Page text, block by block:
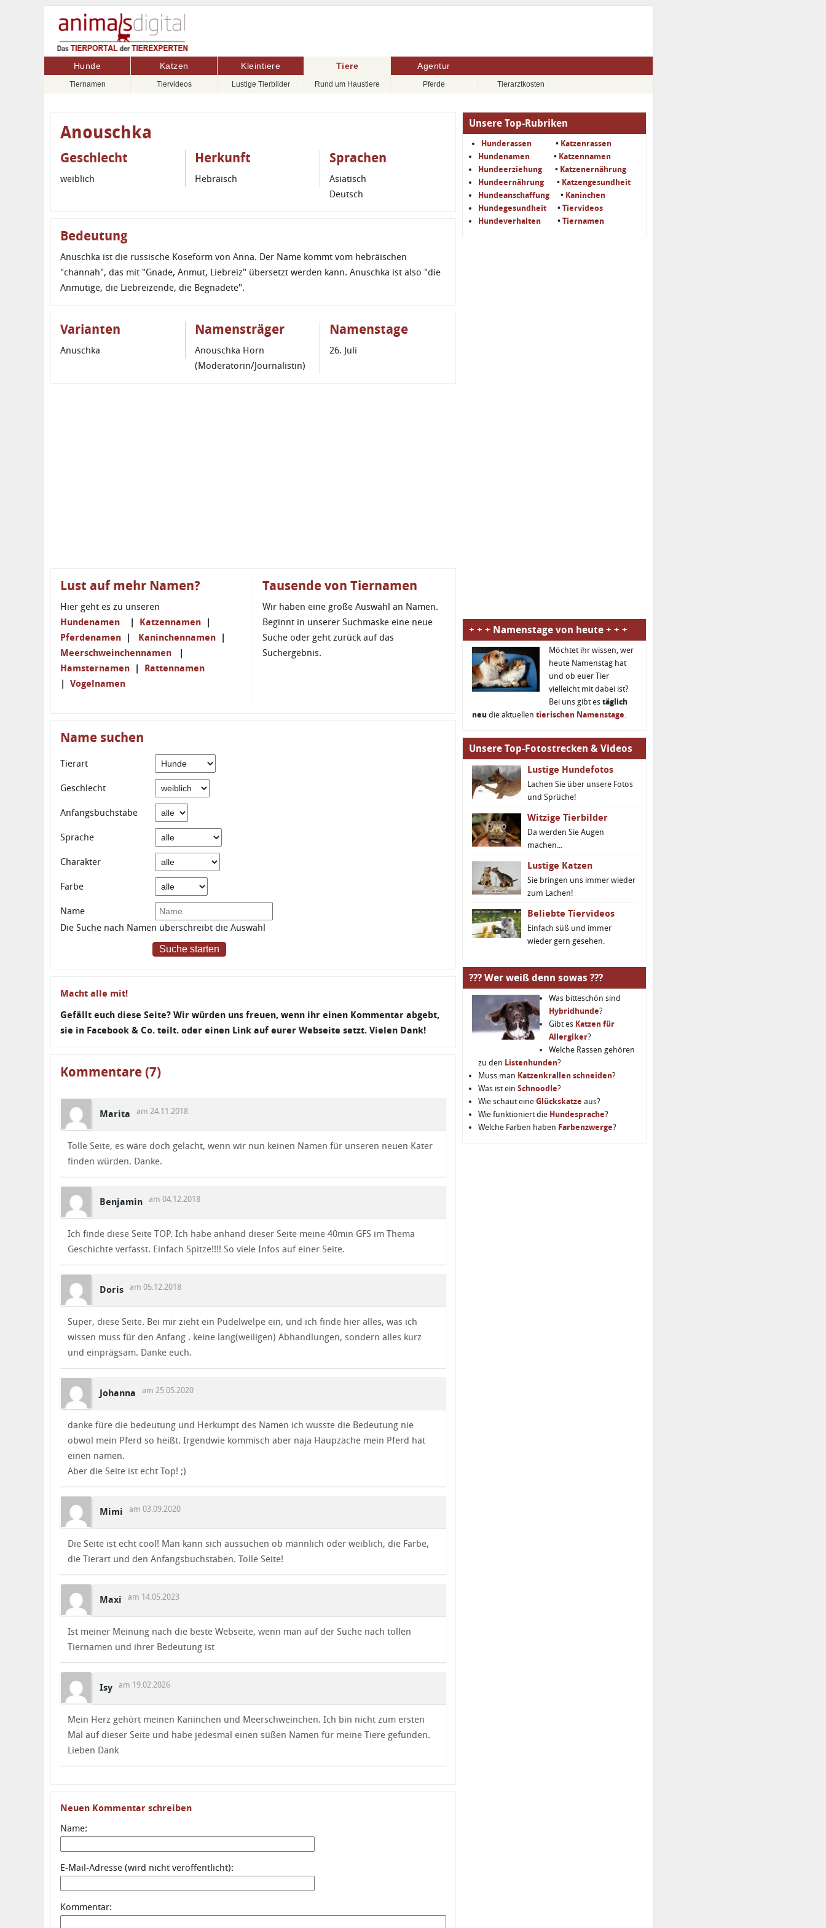
Hunde Katzen Kleintiere Tiere
Tiernamen Tiervideos Lustige Tierbilder Rund um Haustiere Pferde Tierarztkosten
Agentur
Anouschka
Geschlecht
weiblich
Herkunft
Hebräisch
Sprachen
Asiatisch
Deutsch
Bedeutung
Anuschka ist die russische Koseform von Anna. Der Name kommt vom hebräischen
"channah", das mit "Gnade, Anmut, Liebreiz" übersetzt werden kann. Anuschka ist also "die
Anmutige, die Liebreizende, die Begnadete".
Varianten
Anuschka
Namensträger
Anouschka Horn
(Moderatorin/Journalistin)
Namenstage
26. Juli
Lust auf mehr Namen?
Hier geht es zu unseren
Hundenamen | Katzennamen |
Pferdenamen | Kaninchennamen |
Meerschweinchennamen |
Hamsternamen | Rattennamen
| Vogelnamen
Tausende von Tiernamen
Wir haben eine große Auswahl an Namen.
Beginnt in unserer Suchmaske eine neue
Suche oder geht zurück auf das
Suchergebnis.
Name suchen
Tierart
Geschlecht
Anfangsbuchstabe
Sprache
Charakter
Farbe
Name
Die Suche nach Namen überschreibt die Auswahl
Suche starten
Macht alle mit!
Gefällt euch diese Seite? Wir würden uns freuen, wenn ihr einen Kommentar abgebt,
sie in Facebook & Co. teilt. oder einen Link auf eurer Webseite setzt. Vielen Dank!
Kommentare (7)
Marita am 24.11.2018
Tolle Seite, es wäre doch gelacht, wenn wir nun keinen Namen für unseren neuen Kater
finden würden. Danke.
Benjamin am 04.12.2018
Ich finde diese Seite TOP. Ich habe anhand dieser Seite meine 40min GFS im Thema
Geschichte verfasst. Einfach Spitze!!!! So viele Infos auf einer Seite.
Doris am 05.12.2018
Super, diese Seite. Bei mir zieht ein Pudelwelpe ein, und ich finde hier alles, was ich
wissen muss für den Anfang . keine lang(weiligen) Abhandlungen, sondern alles kurz
und einprägsam. Danke euch.
Johanna am 25.05.2020
danke füre die bedeutung und Herkumpt des Namen ich wusste die Bedeutung nie
obwol mein Pferd so heißt. Irgendwie kommisch aber naja Haupzache mein Pferd hat
einen namen.
Aber die Seite ist echt Top! ;)
Mimi am 03.09.2020
Die Seite ist echt cool! Man kann sich aussuchen ob männlich oder weiblich, die Farbe,
die Tierart und den Anfangsbuchstaben. Tolle Seite!
Maxi am 14.05.2023
Ist meiner Meinung nach die beste Webseite, wenn man auf der Suche nach tollen
Tiernamen und ihrer Bedeutung ist
Isy am 19.02.2026
Mein Herz gehört meinen Kaninchen und Meerschweinchen. Ich bin nicht zum ersten
Mal auf dieser Seite und habe jedesmal einen süßen Namen für meine Tiere gefunden.
Lieben Dank
Neuen Kommentar schreiben
Name:
E-Mail-Adresse (wird nicht veröffentlicht):
Kommentar:
Unsere Top-Rubriken
Hunderassen • Katzenrassen
Hundenamen
• Katzennamen
Hundeerziehung • Katzenernährung
Hundeernährung • Katzengesundheit
Hundeanschaffung • Kaninchen
Hundegesundheit • Tiervideos
Hundeverhalten • Tiernamen
+ + + Namenstage von heute + + +
Möchtet ihr wissen, wer
heute Namenstag hat
und ob euer Tier
vielleicht mit dabei ist?
Bei uns gibt es täglich
neu die aktuellen tierischen Namenstage.
Unsere Top-Fotostrecken & Videos
Lustige Hundefotos
Lachen Sie über unsere Fotos
und Sprüche!
Witzige Tierbilder
Da werden Sie Augen
machen...
Lustige Katzen
Sie bringen uns immer wieder
zum Lachen!
Beliebte Tiervideos
Einfach süß und immer
wieder gern gesehen.
??? Wer weiß denn sowas ???
Was bitteschön sind
Hybridhunde?
Gibt es Katzen für
Allergiker?
Welche Rassen gehören
zu den Listenhunden?
Muss man Katzenkrallen schneiden?
Was ist ein Schnoodle?
Wie schaut eine Glückskatze aus?
Wie funktioniert die Hundesprache?
Welche Farben haben Farbenzwerge?